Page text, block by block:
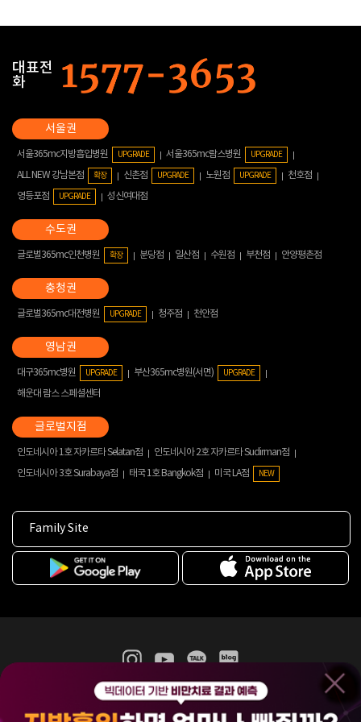
대표전
화
서울365mc지방흡입병원 UPGRADE 서울365mc람스병원 UPGRADE
ALL NEW 강남본점 확장 신촌점 UPGRADE 노원점 UPGRADE
천호점
영등포점
UPGRADE 성신여대점
글로벌365mc인천병원 확장 분당점 일산점 수원점 부천점 안양평촌점
글로벌365mc대전병원 UPGRADE 청주점 천안점
대구365mc병원 UPGRADE 부산365mc병원(서면) UPGRADE
해운대 람스 스페셜센터
인도네시아 1호 자카르타 Selatan점
인도네시아 2호 자카르타 Sudirman점
인도네시아 3호 Surabaya점
태국 1호 Bangkok점 미국 LA점 NEW
Family Site
365mc 병·의원 이용약관
홈페이지 이용약관
비급여진료수가